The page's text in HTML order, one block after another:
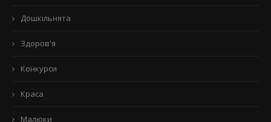
Дошкільнята
Здоров'я
Конкурси
Краса
Малюки